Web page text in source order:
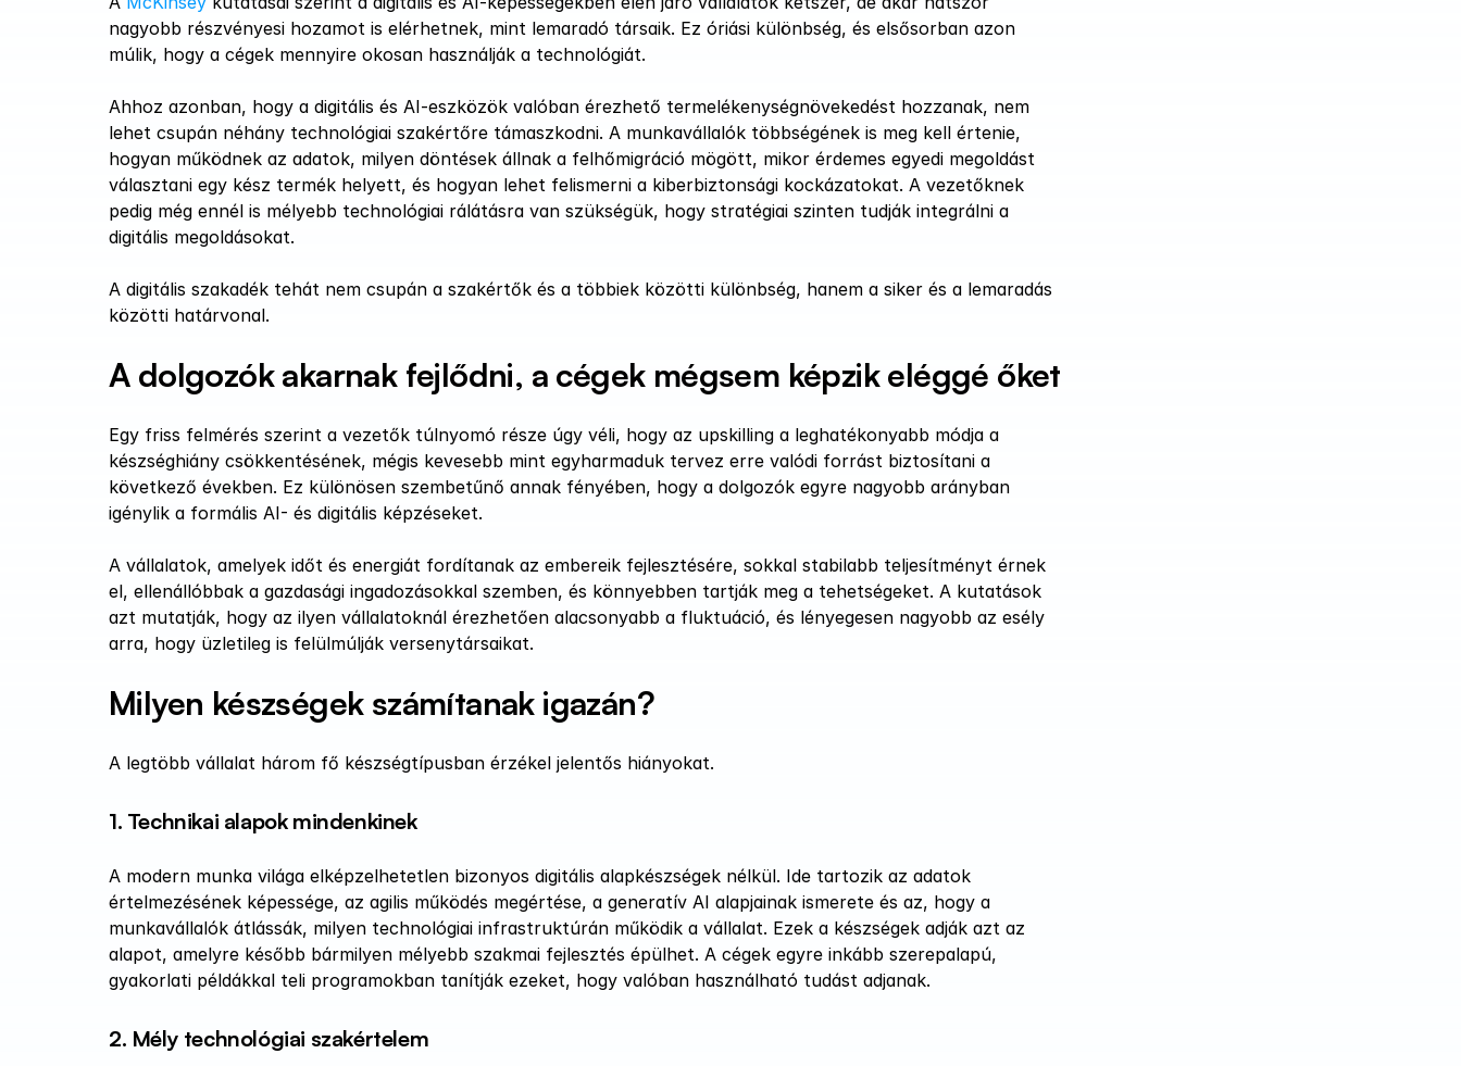
nagyobb részvényesi hozamot is elérhetnek, mint lemaradó társaik. Ez óriási különbség, és elsősorban azon
múlik, hogy a cégek mennyire okosan használják a technológiát.
Ahhoz azonban, hogy a digitális és AI-eszközök valóban érezhető termelékenységnövekedést hozzanak, nem
lehet csupán néhány technológiai szakértőre támaszkodni. A munkavállalók többségének is meg kell értenie,
hogyan működnek az adatok, milyen döntések állnak a felhőmigráció mögött, mikor érdemes egyedi megoldást
választani egy kész termék helyett, és hogyan lehet felismerni a kiberbiztonsági kockázatokat. A vezetőknek
pedig még ennél is mélyebb technológiai rálátásra van szükségük, hogy stratégiai szinten tudják integrálni a
digitális megoldásokat.
A digitális szakadék tehát nem csupán a szakértők és a többiek közötti különbség, hanem a siker és a lemaradás
közötti határvonal.
A dolgozók akarnak fejlődni, a cégek mégsem képzik eléggé őket
Egy friss felmérés szerint a vezetők túlnyomó része úgy véli, hogy az upskilling a leghatékonyabb módja a
készséghiány csökkentésének, mégis kevesebb mint egyharmaduk tervez erre valódi forrást biztosítani a
következő években. Ez különösen szembetűnő annak fényében, hogy a dolgozók egyre nagyobb arányban
igénylik a formális AI- és digitális képzéseket.
A vállalatok, amelyek időt és energiát fordítanak az embereik fejlesztésére, sokkal stabilabb teljesítményt érnek
el, ellenállóbbak a gazdasági ingadozásokkal szemben, és könnyebben tartják meg a tehetségeket. A kutatások
azt mutatják, hogy az ilyen vállalatoknál érezhetően alacsonyabb a fluktuáció, és lényegesen nagyobb az esély
arra, hogy üzletileg is felülmúlják versenytársaikat.
Milyen készségek számítanak igazán?
A legtöbb vállalat három fő készségtípusban érzékel jelentős hiányokat.
1. Technikai alapok mindenkinek
A modern munka világa elképzelhetetlen bizonyos digitális alapkészségek nélkül. Ide tartozik az adatok
értelmezésének képessége, az agilis működés megértése, a generatív AI alapjainak ismerete és az, hogy a
munkavállalók átlássák, milyen technológiai infrastruktúrán működik a vállalat. Ezek a készségek adják azt az
alapot, amelyre később bármilyen mélyebb szakmai fejlesztés épülhet. A cégek egyre inkább szerepalapú,
gyakorlati példákkal teli programokban tanítják ezeket, hogy valóban használható tudást adjanak.
2. Mély technológiai szakértelem